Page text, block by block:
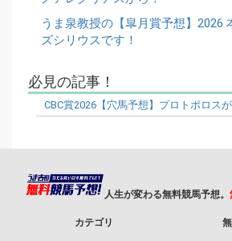
うま泉教授の【皐月賞予想】2026
ズシリウスです！
必見の記事！
CBC賞2026【穴馬予想】プロトポロス
人生が変わる無料競馬予想。
カテゴリ